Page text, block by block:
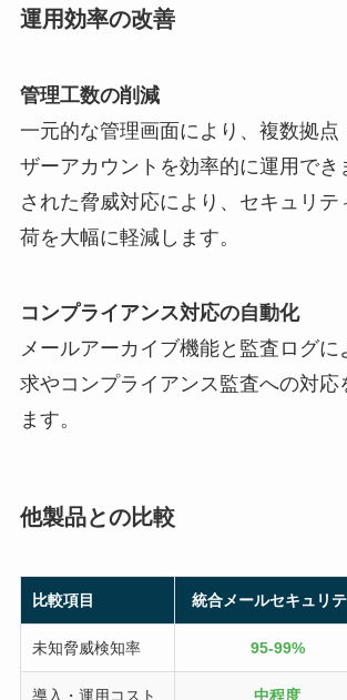
運用効率の改善
管理工数の削減
一元的な管理画面により、複数拠点
ザーアカウントを効率的に運用でき
された脅威対応により、セキュリテ
荷を大幅に軽減します。
コンプライアンス対応の自動化
メールアーカイブ機能と監査ログに
求やコンプライアンス監査への対応
ます。
他製品との比較
比較項目 統合メールセキュリ
未知脅威検知率 95-99%
導入・運用コスト 中程度